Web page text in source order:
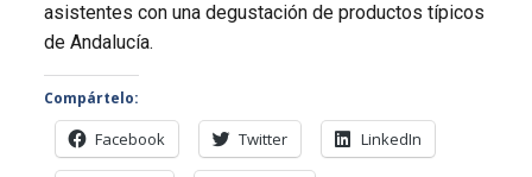
asistentes con una degustación de productos típicos
de Andalucía.
Compártelo:
Facebook Twitter LinkedIn